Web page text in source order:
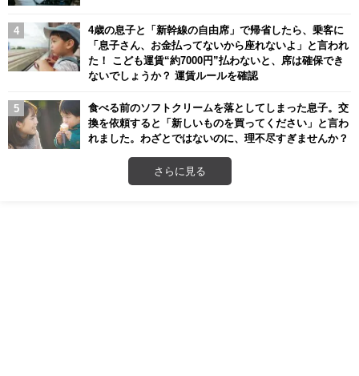
4歳の息子と「新幹線の自由席」で帰省したら、乗客に
「息子さん、お金払ってないから座れないよ」と言われ
た！ こども運賃“約7000円”払わないと、席は確保でき
ないでしょうか？ 運賃ルールを確認
食べる前のソフトクリームを落としてしまった息子。交
換を依頼すると「新しいものを買ってください」と言わ
れました。わざとではないのに、理不尽すぎませんか？
さらに見る